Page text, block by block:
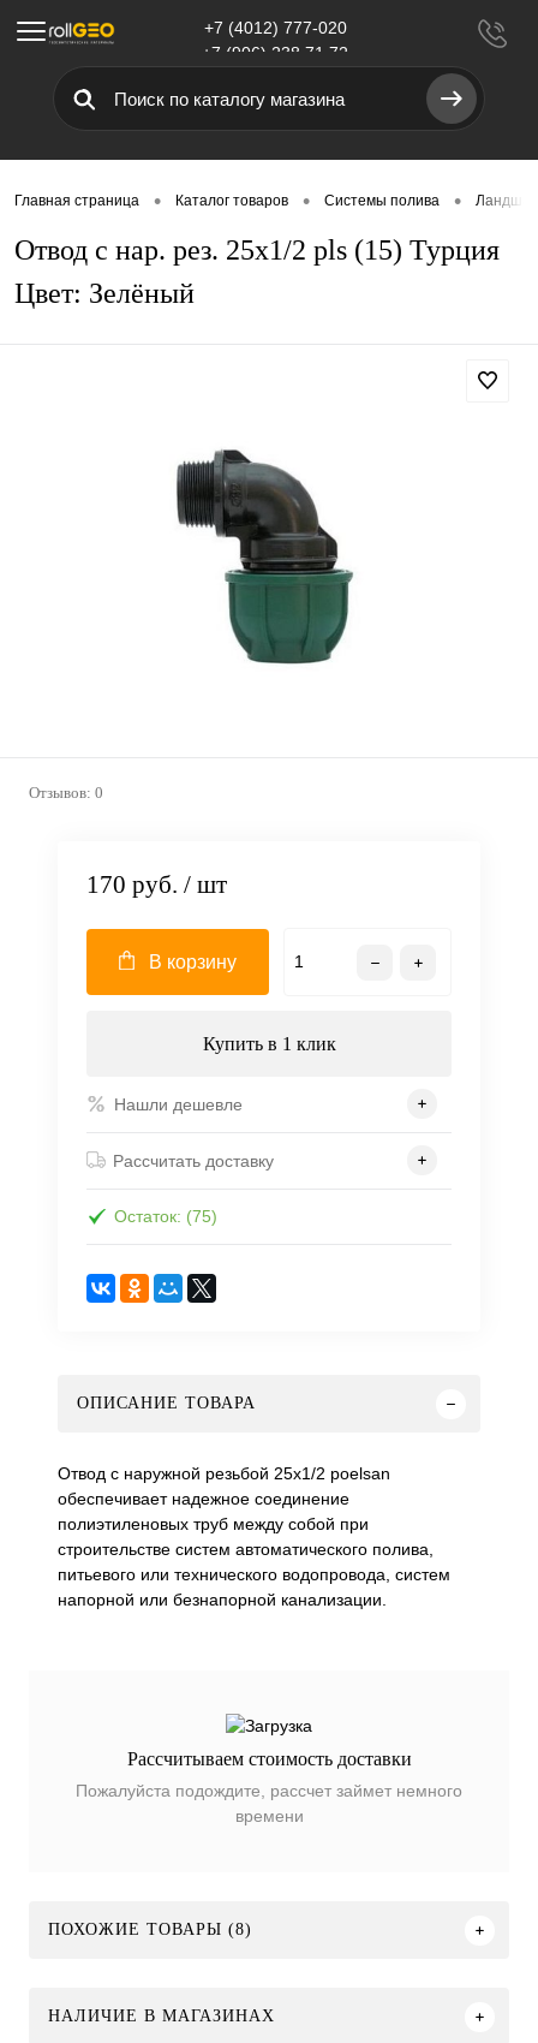
Меню
+7 (4012) 777-020
+7 (906) 238 71 72
Главная страница • Каталог товаров • Системы полива •
Отвод с нар. рез. 25х1/2 pls (15) Турция
Цвет: Зелёный
Отзывов: 0
170 руб. / шт
В корзину
Купить в 1 клик
Нашли дешевле
Рассчитать доставку
Остаток: (75)
ОПИСАНИЕ ТОВАРА
Отвод с наружной резьбой 25х1/2 poelsan
обеспечивает надежное соединение
полиэтиленовых труб между собой при
строительстве систем автоматического полива,
питьевого или технического водопровода, систем
напорной или безнапорной канализации.
Рассчитываем стоимость доставки
Пожалуйста подождите, рассчет займет немного
времени
ПОХОЖИЕ ТОВАРЫ (8)
НАЛИЧИЕ В МАГАЗИНАХ